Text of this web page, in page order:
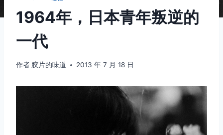
1964年，日本青年叛逆的
一代
作者 胶片的味道 2013 年 7 月 18 日